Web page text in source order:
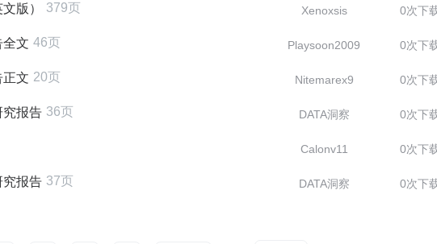
版） 379页 Xenoxsis 0次下
文 46页 Playsoon2009 0次下
文 20页 Nitemarex9 0次下
究报告 36页 DATA洞察 0次下
Calonv11 0次下
究报告 37页 DATA洞察 0次下